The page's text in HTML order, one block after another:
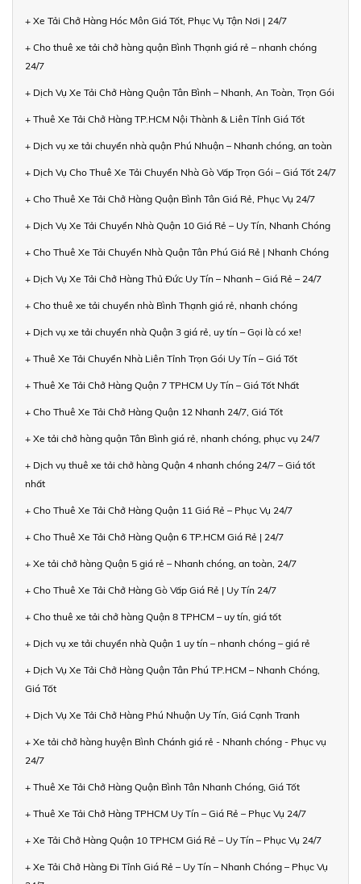
+ Xe Tải Chở Hàng Hóc Môn Giá Tốt, Phục Vụ Tận Nơi | 24/7
+ Cho thuê xe tải chở hàng quận Bình Thạnh giá rẻ – nhanh chóng
24/7
+ Dịch Vụ Xe Tải Chở Hàng Quận Tân Bình – Nhanh, An Toàn, Trọn Gói
+ Thuê Xe Tải Chở Hàng TP.HCM Nội Thành & Liên Tỉnh Giá Tốt
+ Dịch vụ xe tải chuyển nhà quận Phú Nhuận – Nhanh chóng, an toàn
+ Dịch Vụ Cho Thuê Xe Tải Chuyển Nhà Gò Vấp Trọn Gói – Giá Tốt 24/7
+ Cho Thuê Xe Tải Chở Hàng Quận Bình Tân Giá Rẻ, Phục Vụ 24/7
+ Dịch Vụ Xe Tải Chuyển Nhà Quận 10 Giá Rẻ – Uy Tín, Nhanh Chóng
+ Cho Thuê Xe Tải Chuyển Nhà Quận Tân Phú Giá Rẻ | Nhanh Chóng
+ Dịch Vụ Xe Tải Chở Hàng Thủ Đức Uy Tín – Nhanh – Giá Rẻ – 24/7
+ Cho thuê xe tải chuyển nhà Bình Thạnh giá rẻ, nhanh chóng
+ Dịch vụ xe tải chuyển nhà Quận 3 giá rẻ, uy tín – Gọi là có xe!
+ Thuê Xe Tải Chuyển Nhà Liên Tỉnh Trọn Gói Uy Tín – Giá Tốt
+ Thuê Xe Tải Chở Hàng Quận 7 TPHCM Uy Tín – Giá Tốt Nhất
+ Cho Thuê Xe Tải Chở Hàng Quận 12 Nhanh 24/7, Giá Tốt
+ Xe tải chở hàng quận Tân Bình giá rẻ, nhanh chóng, phục vụ 24/7
+ Dịch vụ thuê xe tải chở hàng Quận 4 nhanh chóng 24/7 – Giá tốt
nhất
+ Cho Thuê Xe Tải Chở Hàng Quận 11 Giá Rẻ – Phục Vụ 24/7
+ Cho Thuê Xe Tải Chở Hàng Quận 6 TP.HCM Giá Rẻ | 24/7
+ Xe tải chở hàng Quận 5 giá rẻ – Nhanh chóng, an toàn, 24/7
+ Cho Thuê Xe Tải Chở Hàng Gò Vấp Giá Rẻ | Uy Tín 24/7
+ Cho thuê xe tải chở hàng Quận 8 TPHCM – uy tín, giá tốt
+ Dịch vụ xe tải chuyển nhà Quận 1 uy tín – nhanh chóng – giá rẻ
+ Dịch Vụ Xe Tải Chở Hàng Quận Tân Phú TP.HCM – Nhanh Chóng,
Giá Tốt
+ Dịch Vụ Xe Tải Chở Hàng Phú Nhuận Uy Tín, Giá Cạnh Tranh
+ Xe tải chở hàng huyện Bình Chánh giá rẻ - Nhanh chóng - Phục vụ
24/7
+ Thuê Xe Tải Chở Hàng Quận Bình Tân Nhanh Chóng, Giá Tốt
+ Thuê Xe Tải Chở Hàng TPHCM Uy Tín – Giá Rẻ – Phục Vụ 24/7
+ Xe Tải Chở Hàng Quận 10 TPHCM Giá Rẻ – Uy Tín – Phục Vụ 24/7
+ Xe Tải Chở Hàng Đi Tỉnh Giá Rẻ – Uy Tín – Nhanh Chóng – Phục Vụ